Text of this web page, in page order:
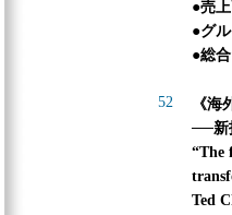
●売
●グ
●総
52
《海
──新
“The
Ted